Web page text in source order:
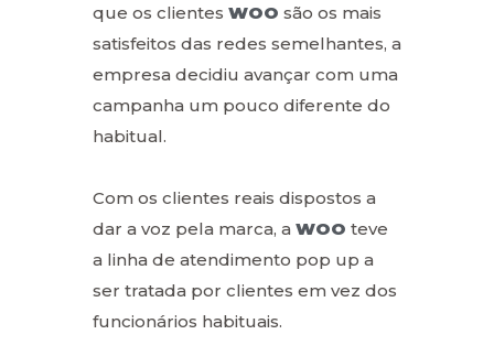
que os clientes WOO são os mais
satisfeitos das redes semelhantes, a
empresa decidiu avançar com uma
campanha um pouco diferente do
habitual.
Com os clientes reais dispostos a
dar a voz pela marca, a WOO teve
a linha de atendimento pop up a
ser tratada por clientes em vez dos
funcionários habituais.